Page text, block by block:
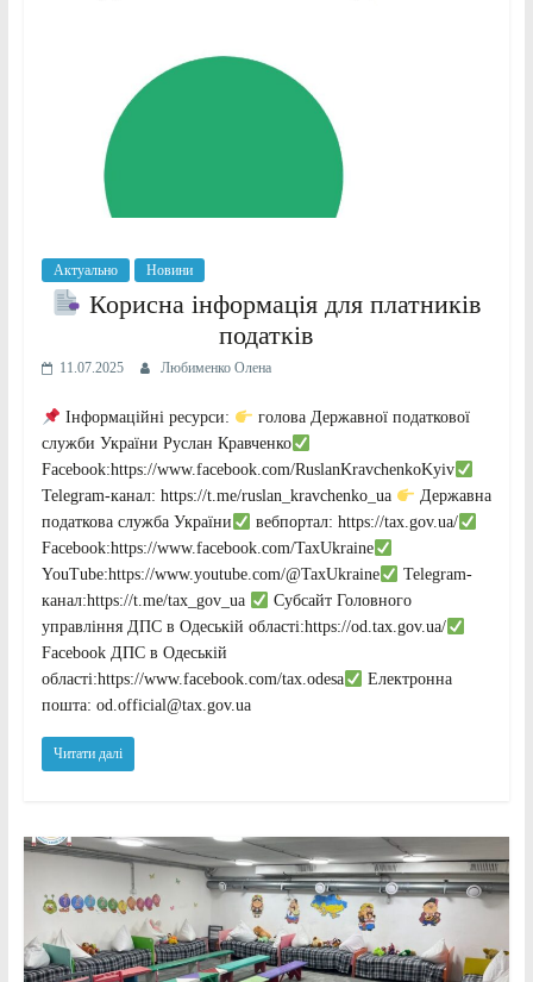
Актуально Новини
Корисна інформація для платників
податків
11.07.2025 Любименко Олена
Інформаційні ресурси:
голова Державної податкової
служби України Руслан Кравченко
Facebook:https://www.facebook.com/RuslanKravchenkoKyiv
Telegram-канал: https://t.me/ruslan_kravchenko_ua
Державна
податкова служба України
вебпортал: https://tax.gov.ua/
Facebook:https://www.facebook.com/TaxUkraine
YouTube:https://www.youtube.com/@TaxUkraine
Telegram-
канал:https://t.me/tax_gov_ua
Субсайт Головного
управління ДПС в Одеській області:https://od.tax.gov.ua/
Facebook ДПС в Одеській
області:https://www.facebook.com/tax.odesa
Електронна
пошта: od.official@tax.gov.ua
Читати далі